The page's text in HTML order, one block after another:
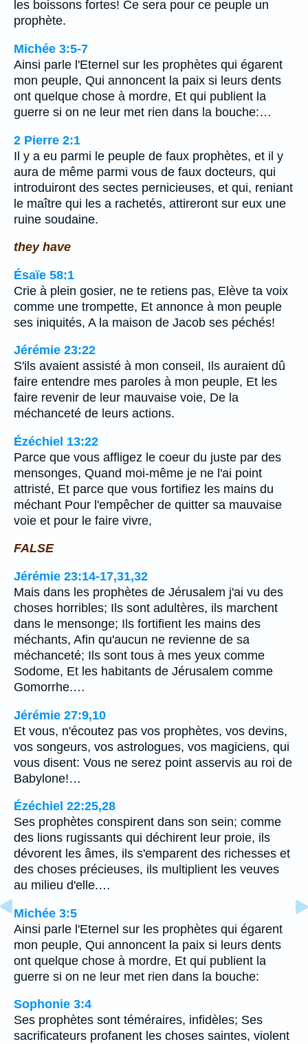
les boissons fortes! Ce sera pour ce peuple un
prophète.
Michée 3:5-7
Ainsi parle l'Eternel sur les prophètes qui égarent
mon peuple, Qui annoncent la paix si leurs dents
ont quelque chose à mordre, Et qui publient la
guerre si on ne leur met rien dans la bouche:…
2 Pierre 2:1
Il y a eu parmi le peuple de faux prophètes, et il y
aura de même parmi vous de faux docteurs, qui
introduiront des sectes pernicieuses, et qui, reniant
le maître qui les a rachetés, attireront sur eux une
ruine soudaine.
they have
Ésaïe 58:1
Crie à plein gosier, ne te retiens pas, Elève ta voix
comme une trompette, Et annonce à mon peuple
ses iniquités, A la maison de Jacob ses péchés!
Jérémie 23:22
S'ils avaient assisté à mon conseil, Ils auraient dû
faire entendre mes paroles à mon peuple, Et les
faire revenir de leur mauvaise voie, De la
méchanceté de leurs actions.
Ézéchiel 13:22
Parce que vous affligez le coeur du juste par des
mensonges, Quand moi-même je ne l'ai point
attristé, Et parce que vous fortifiez les mains du
méchant Pour l'empêcher de quitter sa mauvaise
voie et pour le faire vivre,
FALSE
Jérémie 23:14-17,31,32
Mais dans les prophètes de Jérusalem j'ai vu des
choses horribles; Ils sont adultères, ils marchent
dans le mensonge; Ils fortifient les mains des
méchants, Afin qu'aucun ne revienne de sa
méchanceté; Ils sont tous à mes yeux comme
Sodome, Et les habitants de Jérusalem comme
Gomorrhe.…
Jérémie 27:9,10
Et vous, n'écoutez pas vos prophètes, vos devins,
vos songeurs, vos astrologues, vos magiciens, qui
vous disent: Vous ne serez point asservis au roi de
Babylone!…
Ézéchiel 22:25,28
Ses prophètes conspirent dans son sein; comme
des lions rugissants qui déchirent leur proie, ils
dévorent les âmes, ils s'emparent des richesses et
des choses précieuses, ils multiplient les veuves
au milieu d'elle.…
Michée 3:5
Ainsi parle l'Eternel sur les prophètes qui égarent
mon peuple, Qui annoncent la paix si leurs dents
ont quelque chose à mordre, Et qui publient la
guerre si on ne leur met rien dans la bouche:
Sophonie 3:4
Ses prophètes sont téméraires, infidèles; Ses
sacrificateurs profanent les choses saintes, violent